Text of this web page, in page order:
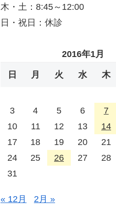
木・土：8:45～12:00
日・祝日：休診
2016年1月
日 月 火 水 木
3
4 5 6 7
10
11 12 13 14
17
18 19 20 21
24
25 26 27 28
31
« 12月 2月 »